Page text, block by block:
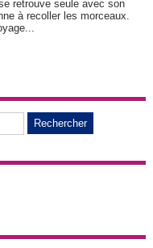
retrouve seule avec son
à recoller les morceaux.